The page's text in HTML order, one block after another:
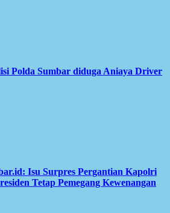
Polda Sumbar diduga Aniaya Driver
Isu Surpres Pergantian Kapolri
Tetap Pemegang Kewenangan